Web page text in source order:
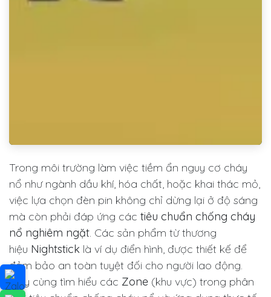
Trong môi trường làm việc tiềm ẩn nguy cơ cháy
nổ như ngành dầu khí, hóa chất, hoặc khai thác mỏ,
việc lựa chọn đèn pin không chỉ dừng lại ở độ sáng
mà còn phải đáp ứng các tiêu chuẩn chống cháy
nổ nghiêm ngặt. Các sản phẩm từ thương
hiệu Nightstick là ví dụ điển hình, được thiết kế để
đảm bảo an toàn tuyệt đối cho người lao động.
Hãy cùng tìm hiểu các Zone (khu vực) trong phân